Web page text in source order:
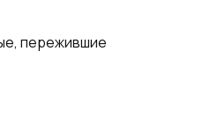
пережившие